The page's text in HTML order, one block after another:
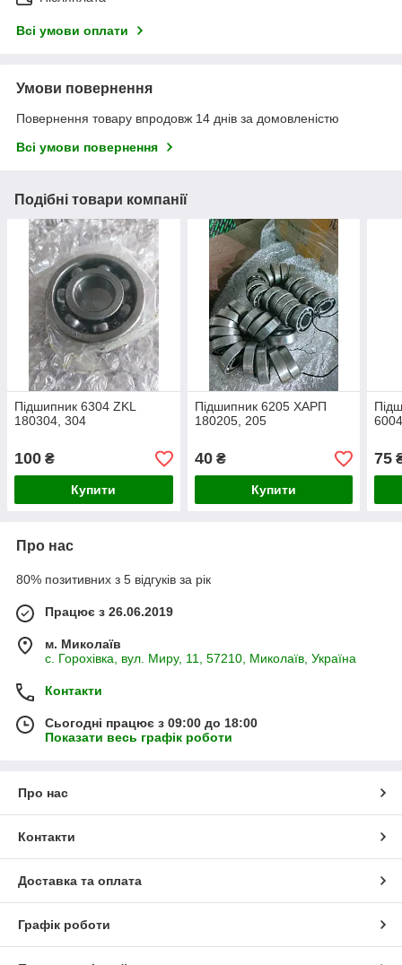
Всі умови оплати
Умови повернення
Повернення товару впродовж 14 днів за домовленістю
Всі умови повернення
Подібні товари компанії
Підшипник 6304 ZKL
180304, 304
100 ₴
Купити
Підшипник 6205 ХАРП
180205, 205
40₴
Купити
75
Про нас
80% позитивних з 5 відгуків за рік
Працює з 26.06.2019
м. Миколаїв
с. Горохівка, вул. Миру, 11, 57210, Миколаїв, Україна
Контакти
Сьогодні працює з 09:00 до 18:00
Показати весь графік роботи
Про нас
Контакти
Доставка та оплата
Графік роботи